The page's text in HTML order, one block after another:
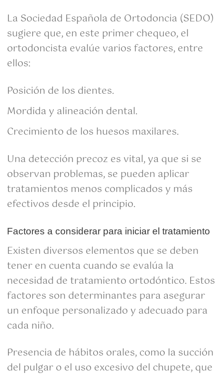
La Sociedad Española de Ortodoncia (SEDO)
sugiere que, en este primer chequeo, el
ortodoncista evalúe varios factores, entre
ellos:
Posición de los dientes.
Mordida y alineación dental.
Crecimiento de los huesos maxilares.
Una detección precoz es vital, ya que si se
observan problemas, se pueden aplicar
tratamientos menos complicados y más
efectivos desde el principio.
Factores a considerar para iniciar el tratamiento
Existen diversos elementos que se deben
tener en cuenta cuando se evalúa la
necesidad de tratamiento ortodóntico. Estos
factores son determinantes para asegurar
un enfoque personalizado y adecuado para
cada niño.
Presencia de hábitos orales, como la succión
del pulgar o el uso excesivo del chupete, que